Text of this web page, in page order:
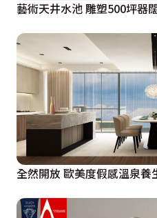
藝術天井水池 雕塑500坪器
全然開放 歐美度假感溫泉養